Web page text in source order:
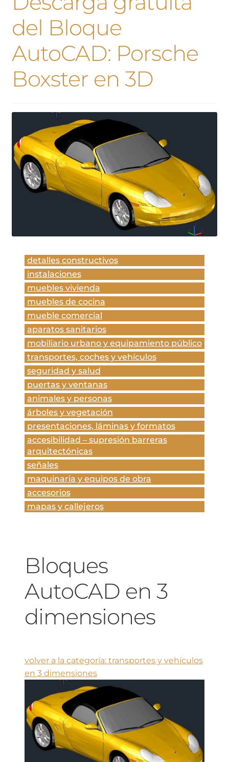
del Bloque
AutoCAD: Porsche
Boxster en 3D
detalles constructivos
instalaciones
muebles vivienda
muebles de cocina
mueble comercial
aparatos sanitarios
mobiliario urbano y equipamiento público
transportes, coches y vehículos
seguridad y salud
puertas y ventanas
animales y personas
árboles y vegetación
presentaciones, láminas y formatos
accesibilidad – supresión barreras
arquitectónicas
señales
maquinaria y equipos de obra
accesorios
mapas y callejeros
Bloques
AutoCAD en 3
dimensiones
volver a la categoría: transportes y vehículos
en 3 dimensiones